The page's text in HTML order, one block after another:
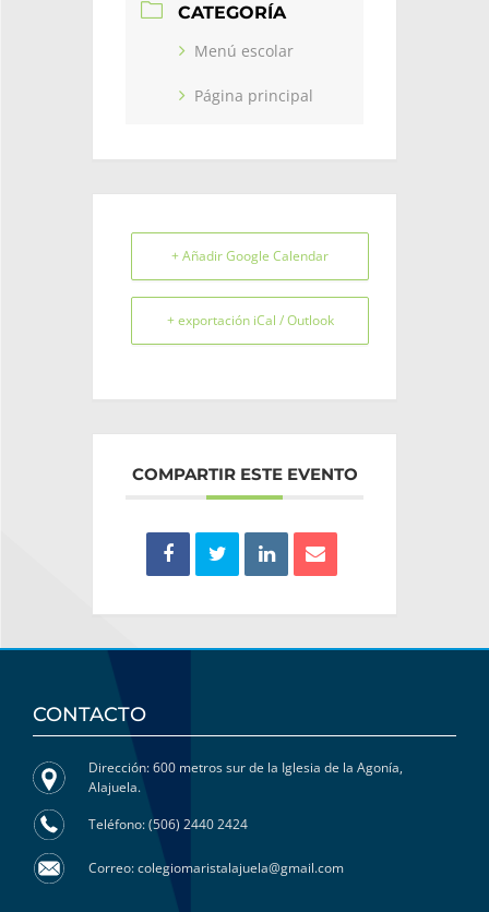
CATEGORÍA
Menú escolar
Página principal
+ Añadir Google Calendar
+ exportación iCal / Outlook
COMPARTIR ESTE EVENTO
CONTACTO
Dirección: 600 metros sur de la Iglesia de la Agonía,
Alajuela.
Teléfono: (506) 2440 2424
Correo: colegiomaristalajuela@gmail.com